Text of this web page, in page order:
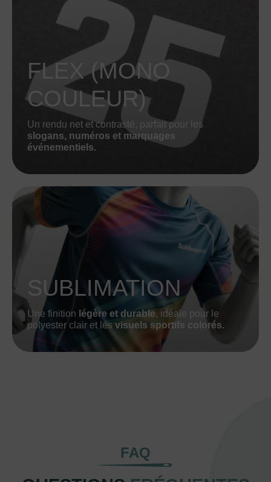
FLEX (MONO
COULEUR)
Un rendu net et contrasté, parfait pour les
slogans, numéros et marquages
événementiels.
SUBLIMATION
Une finition légère et durable, idéale pour le
polyester clair et les visuels sportifs colorés.
FAQ